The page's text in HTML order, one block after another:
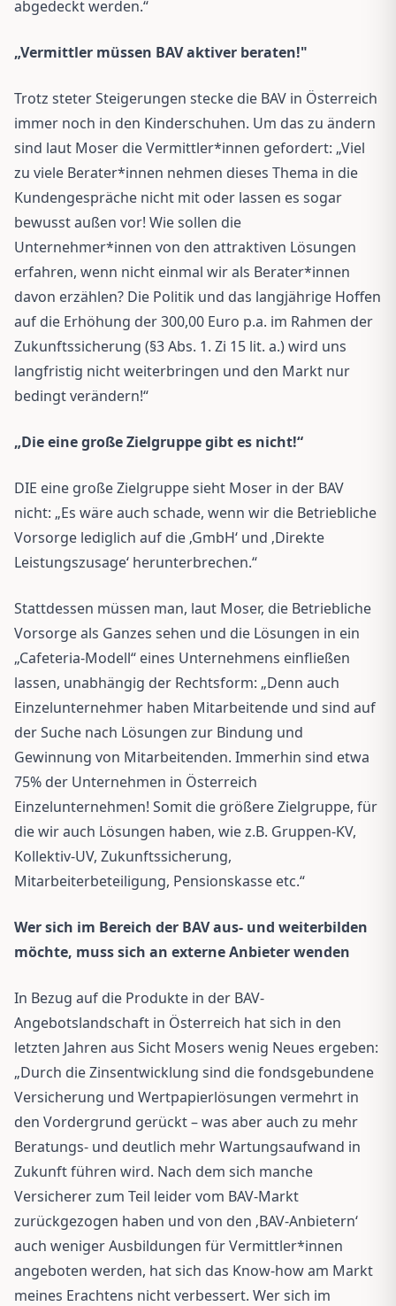
abgedeckt werden.“
„Vermittler müssen BAV aktiver beraten!"
Trotz steter Steigerungen stecke die BAV in Österreich
immer noch in den Kinderschuhen. Um das zu ändern
sind laut Moser die Vermittler*innen gefordert: „Viel
zu viele Berater*innen nehmen dieses Thema in die
Kundengespräche nicht mit oder lassen es sogar
bewusst außen vor! Wie sollen die
Unternehmer*innen von den attraktiven Lösungen
erfahren, wenn nicht einmal wir als Berater*innen
davon erzählen? Die Politik und das langjährige Hoffen
auf die Erhöhung der 300,00 Euro p.a. im Rahmen der
Zukunftssicherung (§3 Abs. 1. Zi 15 lit. a.) wird uns
langfristig nicht weiterbringen und den Markt nur
bedingt verändern!“
„Die eine große Zielgruppe gibt es nicht!“
DIE eine große Zielgruppe sieht Moser in der BAV
nicht: „Es wäre auch schade, wenn wir die Betriebliche
Vorsorge lediglich auf die ‚GmbH‘ und ‚Direkte
Leistungszusage‘ herunterbrechen.“
Stattdessen müssen man, laut Moser, die Betriebliche
Vorsorge als Ganzes sehen und die Lösungen in ein
„Cafeteria-Modell“ eines Unternehmens einfließen
lassen, unabhängig der Rechtsform: „Denn auch
Einzelunternehmer haben Mitarbeitende und sind auf
der Suche nach Lösungen zur Bindung und
Gewinnung von Mitarbeitenden. Immerhin sind etwa
75% der Unternehmen in Österreich
Einzelunternehmen! Somit die größere Zielgruppe, für
die wir auch Lösungen haben, wie z.B. Gruppen-KV,
Kollektiv-UV, Zukunftssicherung,
Mitarbeiterbeteiligung, Pensionskasse etc.“
Wer sich im Bereich der BAV aus- und weiterbilden
möchte, muss sich an externe Anbieter wenden
In Bezug auf die Produkte in der BAV-
Angebotslandschaft in Österreich hat sich in den
letzten Jahren aus Sicht Mosers wenig Neues ergeben:
„Durch die Zinsentwicklung sind die fondsgebundene
Versicherung und Wertpapierlösungen vermehrt in
den Vordergrund gerückt – was aber auch zu mehr
Beratungs- und deutlich mehr Wartungsaufwand in
Zukunft führen wird. Nach dem sich manche
Versicherer zum Teil leider vom BAV-Markt
zurückgezogen haben und von den ‚BAV-Anbietern‘
auch weniger Ausbildungen für Vermittler*innen
angeboten werden, hat sich das Know-how am Markt
meines Erachtens nicht verbessert. Wer sich im